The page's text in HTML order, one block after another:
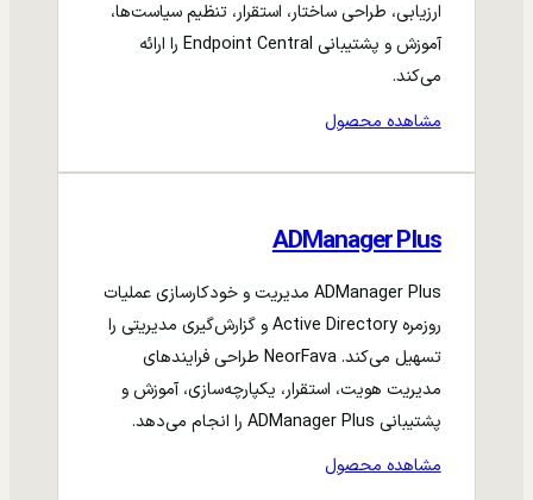
ارزیابی، طراحی ساختار، استقرار، تنظیم سیاست‌ها،
آموزش و پشتیبانی Endpoint Central را ارائه
می‌کند.
مشاهده محصول
ADManager Plus
ADManager Plus مدیریت و خودکارسازی عملیات
روزمره Active Directory و گزارش‌گیری مدیریتی را
تسهیل می‌کند. NeorFava طراحی فرایندهای
مدیریت هویت، استقرار، یکپارچه‌سازی، آموزش و
پشتیبانی ADManager Plus را انجام می‌دهد.
مشاهده محصول